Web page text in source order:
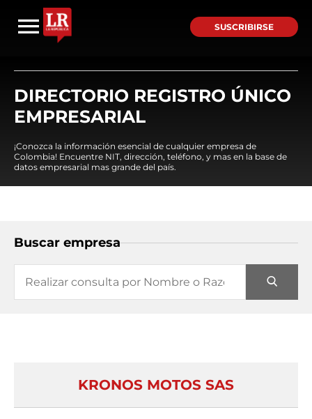
SUSCRIBIRSE
DIRECTORIO REGISTRO ÚNICO
EMPRESARIAL
¡Conozca la información esencial de cualquier empresa de
Colombia! Encuentre NIT, dirección, teléfono, y mas en la base de
datos empresarial mas grande del país.
Buscar empresa
KRONOS MOTOS SAS